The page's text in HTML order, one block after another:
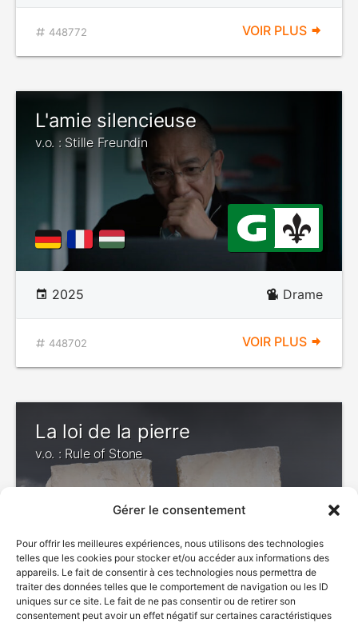
Gérer le consentement
Pour offrir les meilleures expériences, nous utilisons des technologies
telles que les cookies pour stocker et/ou accéder aux informations des
appareils. Le fait de consentir à ces technologies nous permettra de
traiter des données telles que le comportement de navigation ou les ID
uniques sur ce site. Le fait de ne pas consentir ou de retirer son
consentement peut avoir un effet négatif sur certaines caractéristiques
448772 VOIR PLUS
L'amie silencieuse
v.o. : Stille Freundin
2025 Drame
448702 VOIR PLUS
La loi de la pierre
v.o. : Rule of Stone
2024 Documentaire